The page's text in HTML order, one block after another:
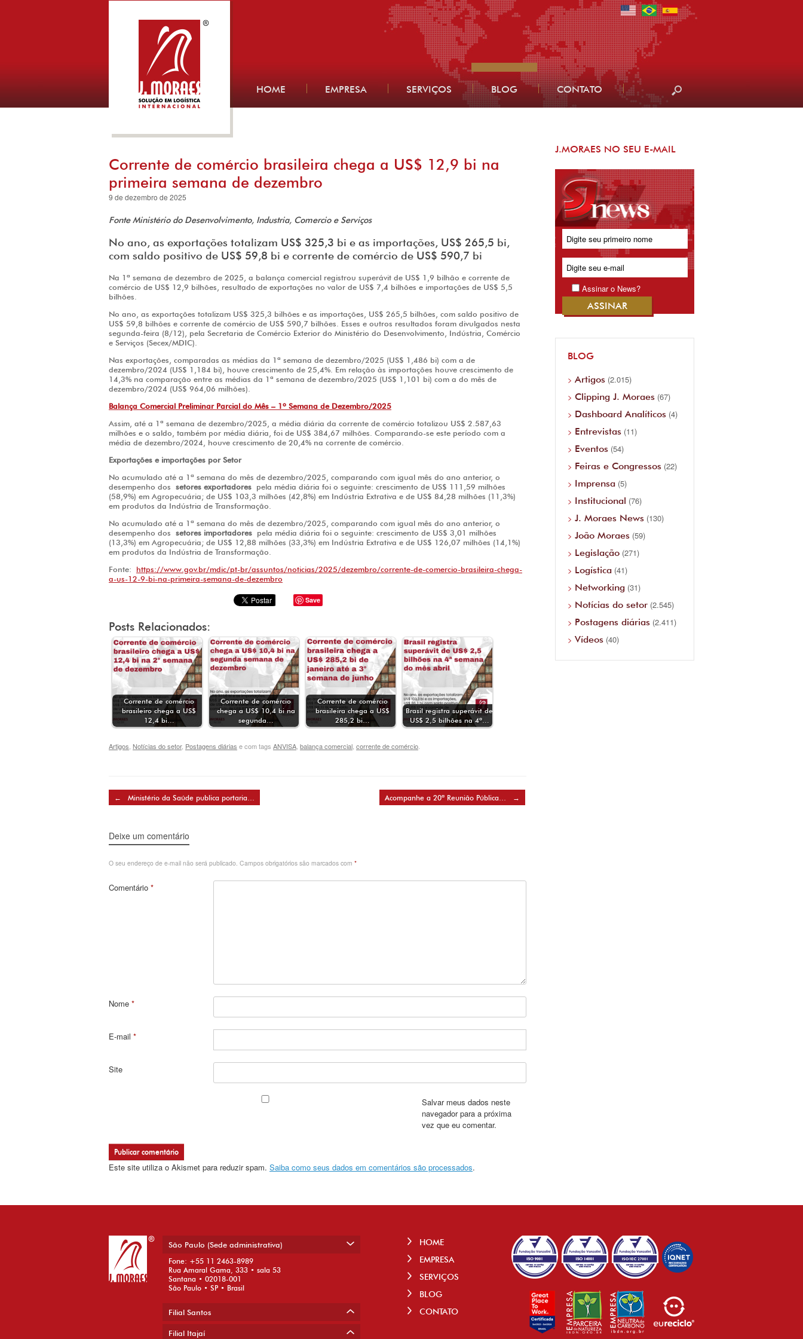
HOME EMPRESA SERVIÇOS BLOG CONTATO
Corrente de comércio brasileira chega a US$ 12,9 bi na
primeira semana de dezembro
9 de dezembro de 2025
Fonte Ministério do Desenvolvimento, Industria, Comercio e Serviços
No ano, as exportações totalizam US$ 325,3 bi e as importações, US$ 265,5 bi,
com saldo positivo de US$ 59,8 bi e corrente de comércio de US$ 590,7 bi
Na 1ª semana de dezembro de 2025, a balança comercial registrou superávit de US$ 1,9 bilhão e corrente de
comércio de US$ 12,9 bilhões, resultado de exportações no valor de US$ 7,4 bilhões e importações de US$ 5,5
bilhões.
No ano, as exportações totalizam US$ 325,3 bilhões e as importações, US$ 265,5 bilhões, com saldo positivo de
US$ 59,8 bilhões e corrente de comércio de US$ 590,7 bilhões. Esses e outros resultados foram divulgados nesta
segunda-feira (8/12), pela Secretaria de Comércio Exterior do Ministério do Desenvolvimento, Indústria, Comércio
e Serviços (Secex/MDIC).
Nas exportações, comparadas as médias da 1ª semana de dezembro/2025 (US$ 1,486 bi) com a de
dezembro/2024 (US$ 1,184 bi), houve crescimento de 25,4%. Em relação às importações houve crescimento de
14,3% na comparação entre as médias da 1ª semana de dezembro/2025 (US$ 1,101 bi) com a do mês de
dezembro/2024 (US$ 964,06 milhões).
Balança Comercial Preliminar Parcial do Mês – 1º Semana de Dezembro/2025
Assim, até a 1ª semana de dezembro/2025, a média diária da corrente de comércio totalizou US$ 2.587,63
milhões e o saldo, também por média diária, foi de US$ 384,67 milhões. Comparando-se este período com a
média de dezembro/2024, houve crescimento de 20,4% na corrente de comércio.
Exportações e importações por Setor
No acumulado até a 1ª semana do mês de dezembro/2025, comparando com igual mês do ano anterior, o
desempenho dos setores exportadores pela média diária foi o seguinte: crescimento de US$ 111,59 milhões
(58,9%) em Agropecuária; de US$ 103,3 milhões (42,8%) em Indústria Extrativa e de US$ 84,28 milhões (11,3%)
em produtos da Indústria de Transformação.
No acumulado até a 1ª semana do mês de dezembro/2025, comparando com igual mês do ano anterior, o
desempenho dos setores importadores pela média diária foi o seguinte: crescimento de US$ 3,01 milhões
(13,3%) em Agropecuária; de US$ 12,88 milhões (33,3%) em Indústria Extrativa e de US$ 126,07 milhões (14,1%)
em produtos da Indústria de Transformação.
Fonte: https://www.gov.br/mdic/pt-br/assuntos/noticias/2025/dezembro/corrente-de-comercio-brasileira-chega-
a-us-12-9-bi-na-primeira-semana-de-dezembro
Save
Posts Relacionados:
Corrente de comércio
brasileiro chega a US$
12,4 bi…
Corrente de comércio
chega a US$ 10,4 bi na
segunda…
Corrente de comércio
brasileira chega a US$
285,2 bi…
Brasil registra superávit de
US$ 2,5 bilhões na 4ª…
Artigos Notícias do setor, Postagens diárias e com tags ANVISA balança comercial corrente de comércio
Post navigation
← Ministério da Saúde publica portaria… Acompanhe a 20ª Reunião Pública… →
Deixe um comentário
O seu endereço de e-mail não será publicado. Campos obrigatórios são marcados com *
Comentário *
Nome *
E-mail *
Site
Salvar meus dados neste
navegador para a próxima
vez que eu comentar.
Este site utiliza o Akismet para reduzir spam. Saiba como seus dados em comentários são processados.
J.MORAES NO SEU E-MAIL
Assinar o News?
BLOG
Artigos (2.015)
Clipping J. Moraes (67)
Dashboard Analíticos (4)
Entrevistas (11)
Eventos (54)
Feiras e Congressos (22)
Imprensa (5)
Institucional (76)
J. Moraes News (130)
João Moraes (59)
Legislação (271)
Logística (41)
Networking (31)
Notícias do setor (2.545)
Postagens diárias (2.411)
Vídeos (40)
São Paulo (Sede administrativa)
Fone: +55 11 2463-8989
Rua Amaral Gama, 333 • sala 53
Santana • 02018-001
São Paulo • SP • Brasil
Filial Santos
Filial Itajaí
HOME
EMPRESA
SERVIÇOS
BLOG
CONTATO